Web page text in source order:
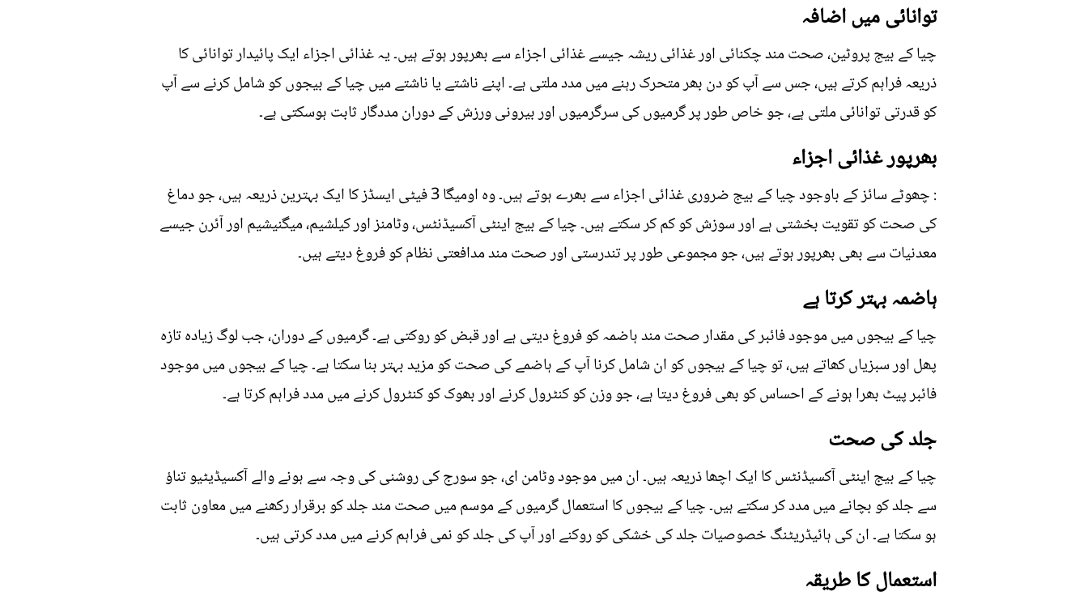
توانائی میں اضافہ
چیا کے بیج پروٹین، صحت مند چکنائی اور غذائی ریشہ جیسے غذائی اجزاء سے بھرپور ہوتے ہیں۔ یہ غذائی اجزاء ایک پائیدار توانائی کا
ذریعہ فراہم کرتے ہیں، جس سے آپ کو دن بھر متحرک رہنے میں مدد ملتی ہے۔ اپنے ناشتے یا ناشتے میں چیا کے بیجوں کو شامل کرنے سے آپ
کو قدرتی توانائی ملتی ہے، جو خاص طور پر گرمیوں کی سرگرمیوں اور بیرونی ورزش کے دوران مددگار ثابت ہوسکتی ہے۔
بھرپور غذائی اجزاء
: چھوٹے سائز کے باوجود چیا کے بیج ضروری غذائی اجزاء سے بھرے ہوتے ہیں۔ وہ اومیگا 3 فیٹی ایسڈز کا ایک بہترین ذریعہ ہیں، جو دماغ
کی صحت کو تقویت بخشتی ہے اور سوزش کو کم کر سکتے ہیں۔ چیا کے بیج اینٹی آکسیڈنٹس، وٹامنز اور کیلشیم، میگنیشیم اور آئرن جیسے
معدنیات سے بھی بھرپور ہوتے ہیں، جو مجموعی طور پر تندرستی اور صحت مند مدافعتی نظام کو فروغ دیتے ہیں۔
ہاضمہ بہتر کرتا ہے
چیا کے بیجوں میں موجود فائبر کی مقدار صحت مند ہاضمہ کو فروغ دیتی ہے اور قبض کو روکتی ہے۔ گرمیوں کے دوران، جب لوگ زیادہ تازہ
پھل اور سبزیاں کھاتے ہیں، تو چیا کے بیجوں کو ان شامل کرنا آپ کے ہاضمے کی صحت کو مزید بہتر بنا سکتا ہے۔ چیا کے بیجوں میں موجود
فائبر پیٹ بھرا ہونے کے احساس کو بھی فروغ دیتا ہے، جو وزن کو کنٹرول کرنے اور بھوک کو کنٹرول کرنے میں مدد فراہم کرتا ہے۔
جلد کی صحت
چیا کے بیج اینٹی آکسیڈنٹس کا ایک اچھا ذریعہ ہیں۔ ان میں موجود وٹامن ای، جو سورج کی روشنی کی وجہ سے ہونے والے آکسیڈیٹیو تناؤ
سے جلد کو بچانے میں مدد کر سکتے ہیں۔ چیا کے بیجوں کا استعمال گرمیوں کے موسم میں صحت مند جلد کو برقرار رکھنے میں معاون ثابت
ہو سکتا ہے۔ ان کی ہائیڈریٹنگ خصوصیات جلد کی خشکی کو روکنے اور آپ کی جلد کو نمی فراہم کرنے میں مدد کرتی ہیں۔
استعمال کا طریقہ